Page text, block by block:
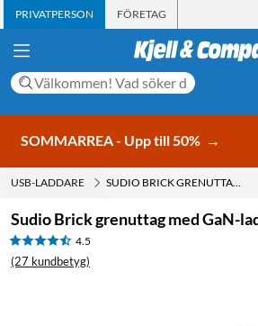
PRIVATPERSON FÖRETAG
SOMMARREA - Upp till 50% →
USB-LADDARE SUDIO BRICK GRENUTTAG MED GAN-LADDNING 30 W SVART
Sudio Brick grenuttag med GaN-
4.5
(27 kundbetyg)